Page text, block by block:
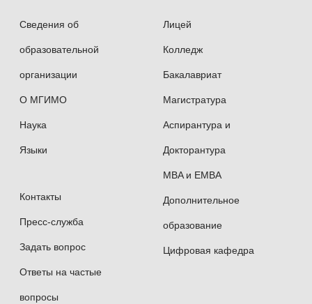
Сведения об
образовательной
организации
О МГИМО
Наука
Языки
Контакты
Пресс-служба
Задать вопрос
Ответы на частые
вопросы
Лицей
Колледж
Бакалавриат
Магистратура
Аспирантура и
Докторантура
MBA и EMBA
Дополнительное
образование
Цифровая кафедра